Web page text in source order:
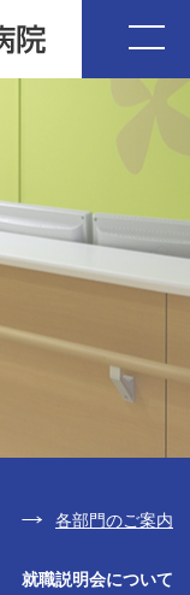
各部門のご案内
就職説明会について